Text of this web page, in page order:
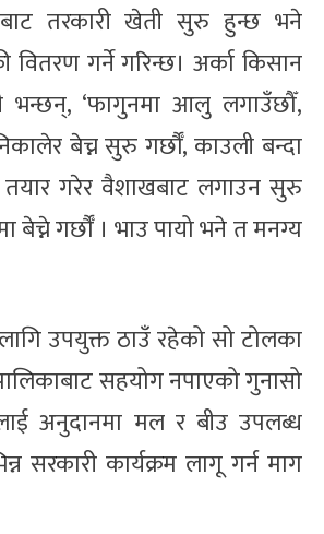
तरकारी खेती सुरु हुन्छ भने
वितरण गर्ने गरिन्छ। अर्का किसान
भन्छन्, ‘फागुनमा आलु लगाउँछौँ,
बेच्न सुरु गर्छौँ, काउली बन्दा
तयार गरेर वैशाखबाट लगाउन सुरु
बेच्ने गर्छौँ । भाउ पायो भने त मनग्य
उपयुक्त ठाउँ रहेको सो टोलका
सहयोग नपाएको गुनासो
अनुदानमा मल र बीउ उपलब्ध
सरकारी कार्यक्रम लागू गर्न माग